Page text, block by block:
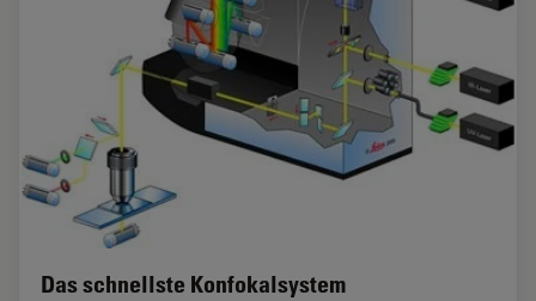
Das schnellste Konfokalsystem